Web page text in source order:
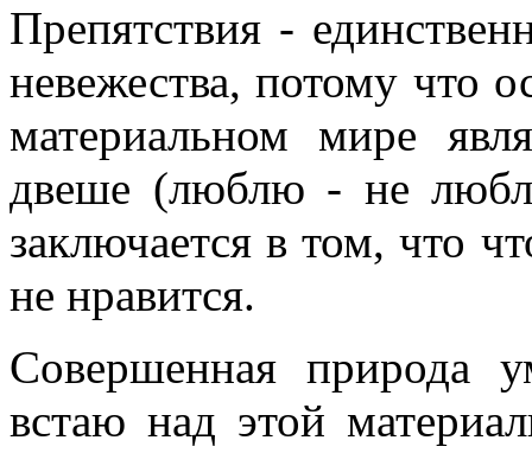
Препятствия -
невежества, потому что
материальном мире
двеше (люблю - не
заключается в том, что
не нравится.
Совершенная природа
встаю над этой